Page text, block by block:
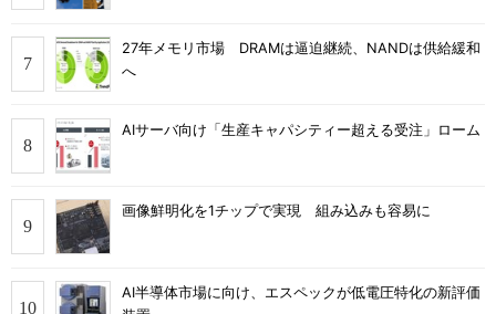
27年メモリ市場 DRAMは逼迫継続、NANDは供給緩和
へ
AIサーバ向け「生産キャパシティー超える受注」ローム
画像鮮明化を1チップで実現 組み込みも容易に
AI半導体市場に向け、エスペックが低電圧特化の新評価